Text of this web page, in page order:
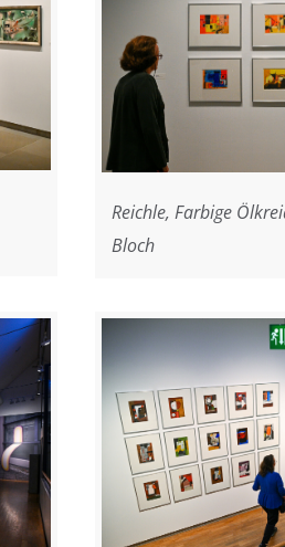
Reichle, Farbige
Bloch